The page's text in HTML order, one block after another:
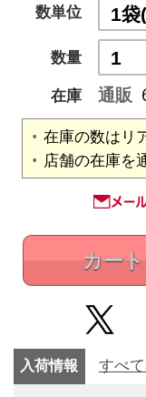
数単位
数量
在庫
通販
在庫の数はリ
店舗の在庫を
カー
入荷情報 すべ